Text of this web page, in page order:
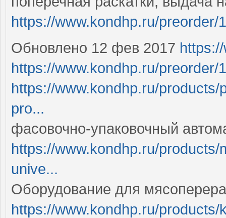
https://www.kondhp.ru/preorder/
Обновлено 12 фев 2017
https://www.kondhp.ru/preorder/
https://www.kondhp.ru/
pro...
фасовочно-упаковочный
https://www.kondhp.ru/
unive...
Оборудование для
https://www.kondhp.ru/